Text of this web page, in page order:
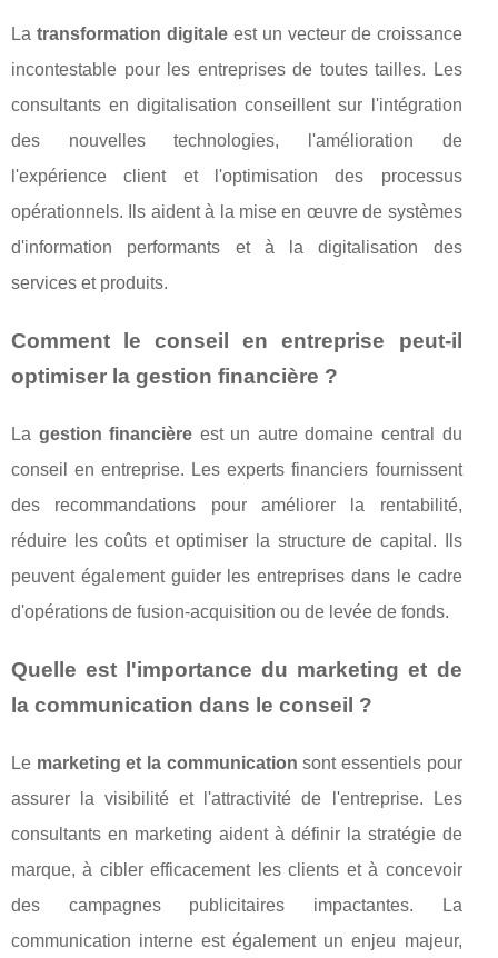
La transformation digitaleest un vecteur de croissance
incontestable pour les entreprises de toutes tailles. Les
consultants en digitalisation conseillent sur l'intégration
des nouvelles technologies, l'amélioration de
l'expérience client et l'optimisation des processus
opérationnels. Ils aident à la mise en œuvre de systèmes
d'information performants et à la digitalisation des
services et produits.
Comment le conseil en entreprise peut-il
optimiser la gestion financière ?
La gestion financière est un autre domaine central du
conseil en entreprise. Les experts financiers fournissent
des recommandations pour améliorer la rentabilité,
réduire les coûts et optimiser la structure de capital. Ils
peuvent également guider les entreprises dans le cadre
d'opérations de fusion-acquisition ou de levée de fonds.
Quelle est l'importance du marketing et de
la communication dans le conseil ?
Le marketing et la communication sont essentiels pour
assurer la visibilité et l'attractivité de l'entreprise. Les
consultants en marketing aident à définir la stratégie de
marque, à cibler efficacement les clients et à concevoir
des campagnes publicitaires impactantes. La
communication interne est également un enjeu majeur,